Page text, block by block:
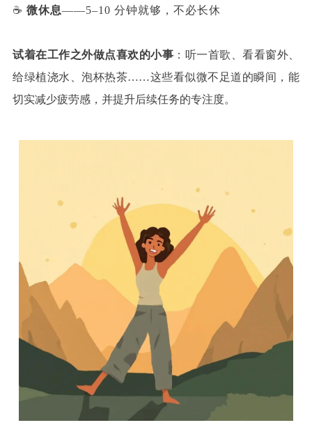
☕ 微休息——5–10 分钟就够，不必长休
试着在工作之外做点喜欢的小事 ：听一首歌、看看窗外、
给绿植浇水、泡杯热茶……这些看似微不足道的瞬间，能
切实减少疲劳感，并提升后续任务的专注度。